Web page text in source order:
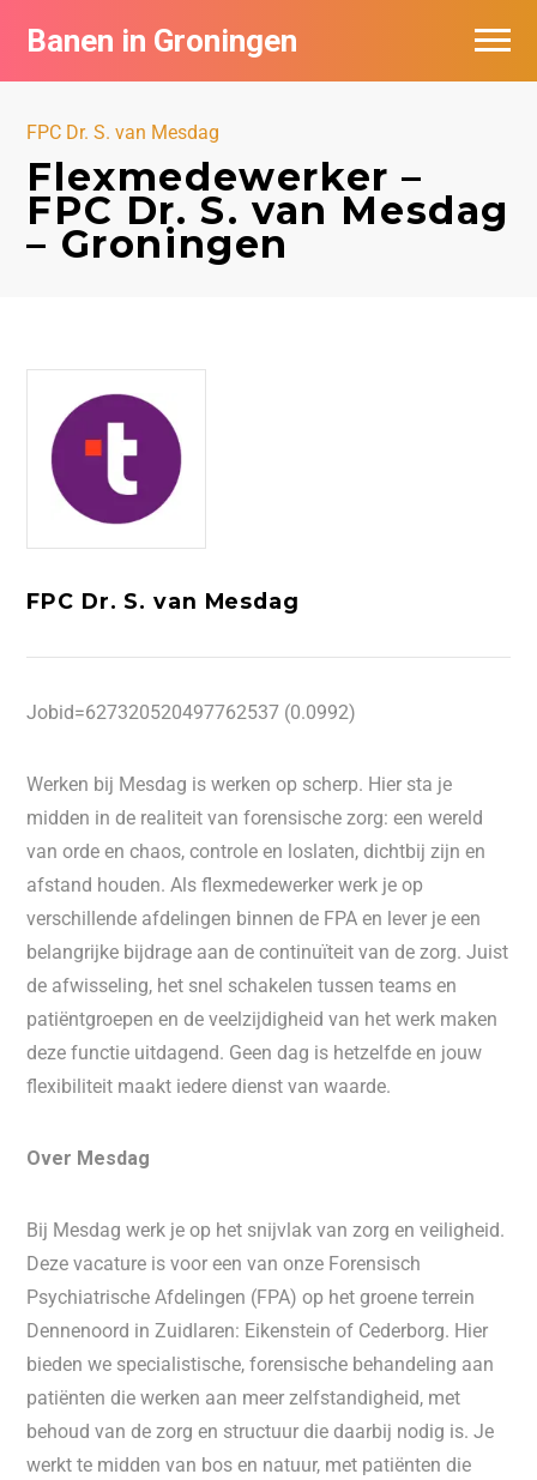
Banen in Groningen
FPC Dr. S. van Mesdag
Flexmedewerker –
FPC Dr. S. van Mesdag
– Groningen
FPC Dr. S. van Mesdag
Jobid=627320520497762537 (0.0992)
Werken bij Mesdag is werken op scherp. Hier sta je
midden in de realiteit van forensische zorg: een wereld
van orde en chaos, controle en loslaten, dichtbij zijn en
afstand houden. Als flexmedewerker werk je op
verschillende afdelingen binnen de FPA en lever je een
belangrijke bijdrage aan de continuïteit van de zorg. Juist
de afwisseling, het snel schakelen tussen teams en
patiëntgroepen en de veelzijdigheid van het werk maken
deze functie uitdagend. Geen dag is hetzelfde en jouw
flexibiliteit maakt iedere dienst van waarde.
Over Mesdag
Bij Mesdag werk je op het snijvlak van zorg en veiligheid.
Deze vacature is voor een van onze Forensisch
Psychiatrische Afdelingen (FPA) op het groene terrein
Dennenoord in Zuidlaren: Eikenstein of Cederborg. Hier
bieden we specialistische, forensische behandeling aan
patiënten die werken aan meer zelfstandigheid, met
behoud van de zorg en structuur die daarbij nodig is. Je
werkt te midden van bos en natuur, met patiënten die
Vacatures per bedrijf
De populairste vacatures in Groningen
Nieuwsbrief feed